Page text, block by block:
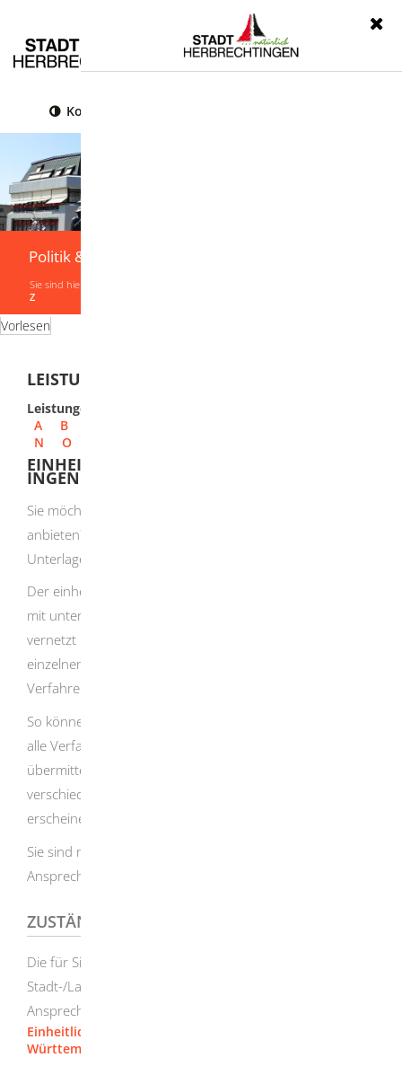
Kontrast
Politik & Verwaltung
Sie sind hier:
Z
Vorlesen
LEISTUNGEN VON A-Z
Leistungen
A
B
N
O
EINHEITLICHEN ANSPRECHPARTNER DER
INGENIEURKAMMER NUTZEN
Sie möchten eine Dienstleistung in Baden-Württemberg
anbieten? Sie wollen wissen, wie das geht und welche
Unterlagen erforderlich sind?
Der einheitliche Ansprechpartner hilft Ihnen weiter. Er ist
mit unterschiedlichen Verwaltungsstellen und Kammern
vernetzt und lotst Sie Schritt für Schritt durch die
einzelnen Verwaltungsverfahren. Er ist ein Partner für alle
Verfahren.
So können Sie auch außerhalb von Baden-Württemberg
alle Verfahren online abwickeln und Unterlagen
übermitteln.
verschiedenen Ämtern in verschiedenen Ländern
erscheinen.
Sie sind nicht verpflichtet, den Einheitlichen
Ansprechpartner zu nutzen.
ZUSTÄNDIGE STELLE
Die für Sie örtlich zuständige Kammer oder der
Stadt-/Landkreis, wenn er die Aufgabe des Einheitlichen
Ansprechpartners übernommen hat
Einheitlicher Ansprechpartner [Ingenieurkammer Baden-
Württemberg]